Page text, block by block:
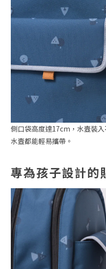
側口袋高度達17cm，水壼裝
水壼都能輕易攜帶。
專為孩子設計的